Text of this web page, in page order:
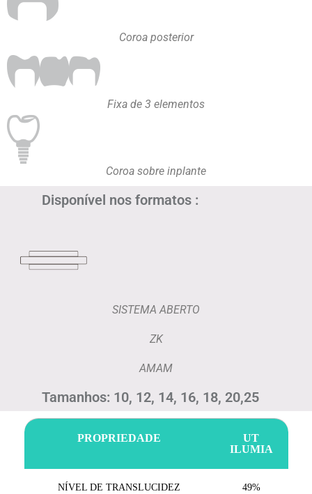
Coroa posterior
Fixa de 3 elementos
Coroa sobre inplante
Disponível nos formatos :
SISTEMA ABERTO
ZK
AMAM
Tamanhos: 10, 12, 14, 16, 18, 20,25
PROPRIEDADE
UT
ILUMIA
NÍVEL DE TRANSLUCIDEZ 49%